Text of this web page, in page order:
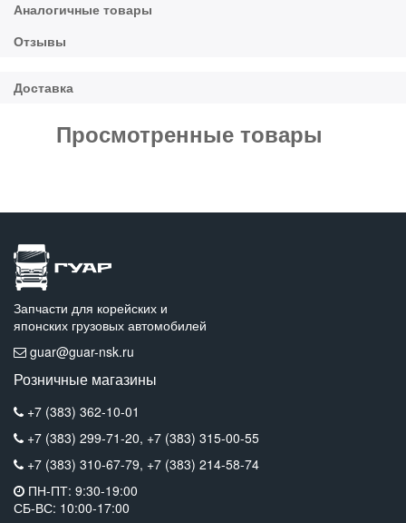
Просмотренные товары
Запчасти для корейских и
японских грузовых автомобилей
guar@guar-nsk.ru
Розничные магазины
+7 (383) 362-10-01
+7 (383) 299-71-20, +7 (383) 315-00-55
+7 (383) 310-67-79, +7 (383) 214-58-74
ПН-ПТ: 9:30-19:00
СБ-ВС: 10:00-17:00